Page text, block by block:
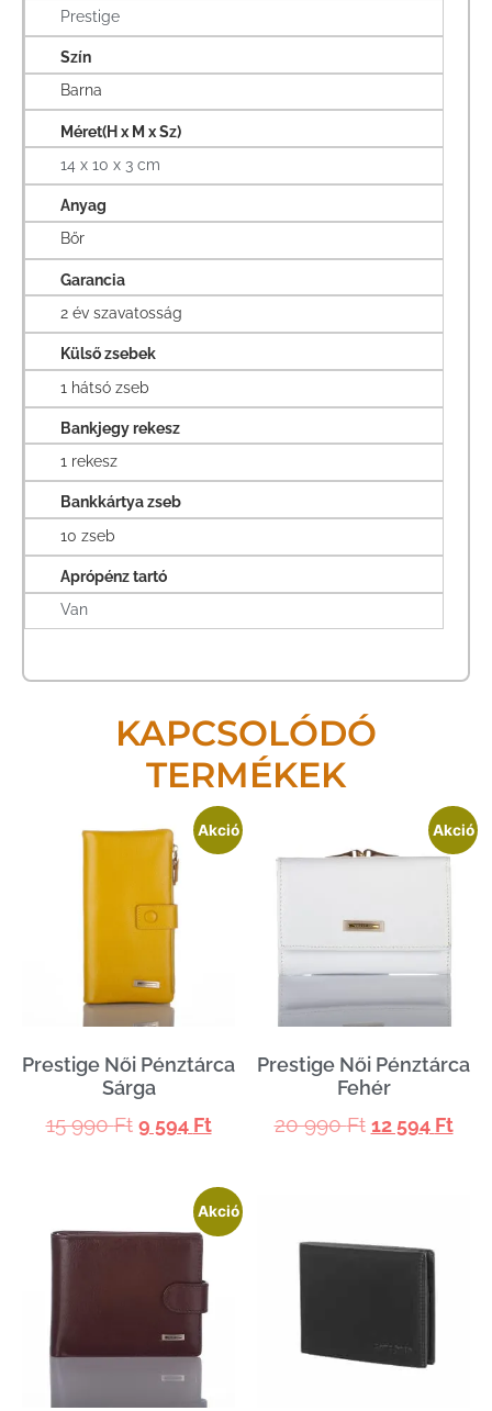
Prestige
Szín
Barna
Méret(H x M x Sz)
14 x 10 x 3 cm
Anyag
Bőr
Garancia
2 év szavatosság
Külső zsebek
1 hátsó zseb
Bankjegy rekesz
1 rekesz
Bankkártya zseb
10 zseb
Aprópénz tartó
Van
KAPCSOLÓDÓ
TERMÉKEK
Akció
Prestige Női Pénztárca
Sárga
15 990Ft 9 594 Ft
Akció
Prestige Női Pénztárca
Fehér
20 990Ft 12 594 Ft
Akció